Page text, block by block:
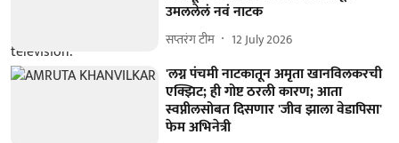
उमललेलं नवं नाटक
सप्तरंग टीम 12 July 2026
'लग्न पंचमी नाटकातून अमृता खानविलकरची
एक्झिट; ही गोष्ट ठरली कारण; आता
स्वप्नीलसोबत दिसणार 'जीव झाला वेडापिसा'
फेम अभिनेत्री